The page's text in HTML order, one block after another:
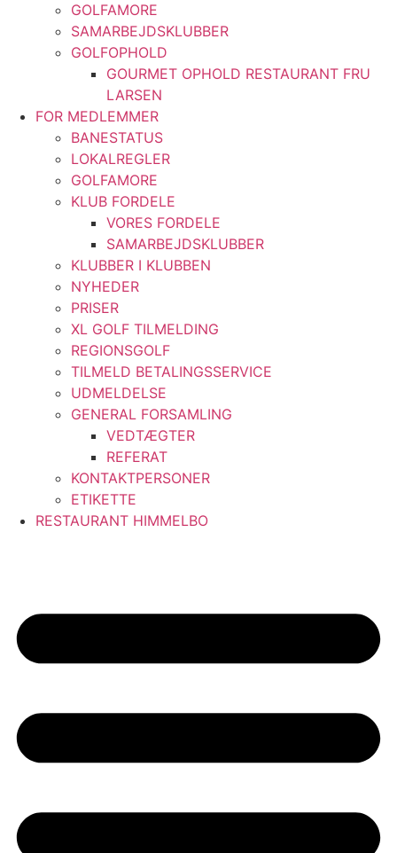
GOLFAMORE
SAMARBEJDSKLUBBER
GOLFOPHOLD
GOURMET OPHOLD RESTAURANT FRU
LARSEN
FOR MEDLEMMER
BANESTATUS
LOKALREGLER
GOLFAMORE
KLUB FORDELE
VORES FORDELE
SAMARBEJDSKLUBBER
KLUBBER I KLUBBEN
NYHEDER
PRISER
XL GOLF TILMELDING
REGIONSGOLF
TILMELD BETALINGSSERVICE
UDMELDELSE
GENERAL FORSAMLING
VEDTÆGTER
REFERAT
KONTAKTPERSONER
ETIKETTE
RESTAURANT HIMMELBO